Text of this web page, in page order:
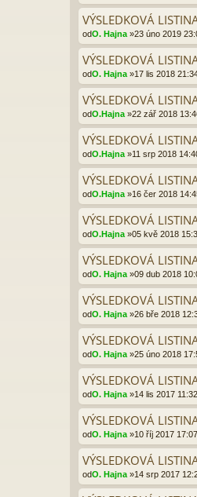
VÝSLEDKOVÁ
odO. Hajna»23 úno 2019
VÝSLEDKOVÁ
odO. Hajna»17 lis 2018
VÝSLEDKOVÁ
odO.Hajna»22 zář 2018
VÝSLEDKOVÁ
odO.Hajna»11 srp 2018
VÝSLEDKOVÁ
odO.Hajna»16 čer 2018
VÝSLEDKOVÁ
odO.Hajna»05 kvě 2018
VÝSLEDKOVÁ
odO. Hajna»09 dub 2018
VÝSLEDKOVÁ
odO. Hajna»26 bře 2018
VÝSLEDKOVÁ
odO. Hajna»25 úno 2018
VÝSLEDKOVÁ
odO. Hajna»14 lis 2017 11:32
VÝSLEDKOVÁ
odO. Hajna»10 říj 2017 17:07
VÝSLEDKOVÁ
odO. Hajna»14 srp 2017